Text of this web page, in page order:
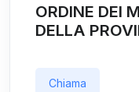
ORDINE DEI
DELLA
Chiama